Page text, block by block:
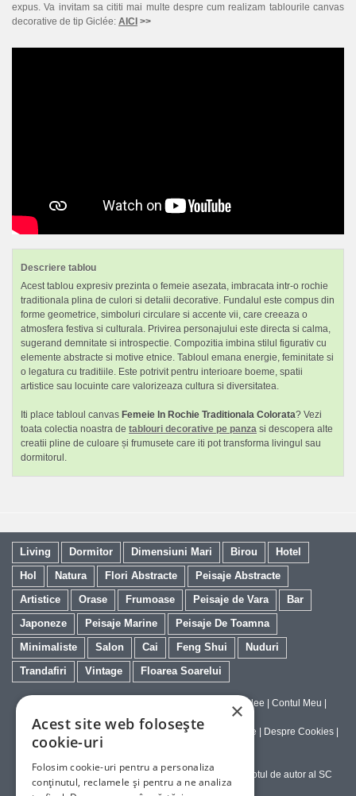
expus. Va invitam sa cititi mai multe despre cum realizam tablourile canvas
decorative de tip Giclée: AICI >>
Descriere tablou
Acest tablou expresiv prezinta o femeie asezata, imbracata intr-o rochie
traditionala plina de culori si detalii decorative. Fundalul este compus din
forme geometrice, simboluri circulare si accente vii, care creeaza o
atmosfera festiva si culturala. Privirea personajului este directa si calma,
sugerand demnitate si introspectie. Compozitia imbina stilul figurativ cu
elemente abstracte si motive etnice. Tabloul emana energie, feminitate si
o legatura cu traditiile. Este potrivit pentru interioare boeme, spatii
artistice sau locuinte care valorizeaza cultura si diversitatea.
Iti place tabloul canvas Femeie In Rochie Traditionala Colorata? Vezi
toata colectia noastra de tablouri decorative pe panza si descopera alte
creatii pline de culoare și frumusete care iti pot transforma livingul sau
dormitorul.
Living Dormitor Dimensiuni Mari Birou
Hotel
Hol
Natura Flori Abstracte
Peisaje Abstracte
Artistice
Orase Frumoase Peisaje de Vara
Bar
Japoneze
Peisaje Marine
Peisaje De Toamna
Minimaliste
Salon Cai Feng Shui
Nuduri
Trandafiri
Vintage Floarea Soarelui
Calitatea Tablourilor Giclee Contul Meu
Tablouri la Comanda
Politica de Livrare si Retur| Politica de Confidentialitate Despre Cookies
Copyright © 2023-2026 - Textele şi imaginile sub dreptul de autor al SC
ArtInvest SRL
×
Acest site web folosește
cookie-uri
Folosim cookie-uri pentru a personaliza
conținutul, reclamele și pentru a ne analiza